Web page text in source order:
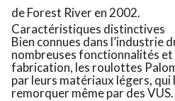
de Forest River en 2002.
Caractéristiques distinctives
Bien connues dans l’industrie
nombreuses fonctionnalités
fabrication, les roulottes
par leurs matériaux légers, qui
remorquer même par des VUS.